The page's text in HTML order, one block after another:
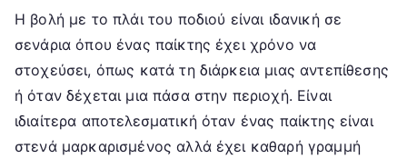
Η βολή με το πλάι του ποδιού είναι ιδανική σε
σενάρια όπου ένας παίκτης έχει χρόνο να
στοχεύσει, όπως κατά τη διάρκεια μιας αντεπίθεσης
ή όταν δέχεται μια πάσα στην περιοχή. Είναι
ιδιαίτερα αποτελεσματική όταν ένας παίκτης είναι
στενά μαρκαρισμένος αλλά έχει καθαρή γραμμή